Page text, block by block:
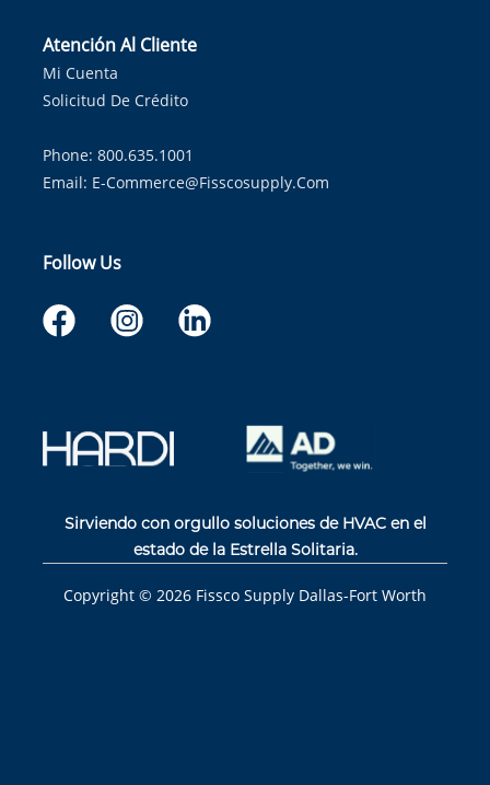
Atención Al Cliente
Mi Cuenta
Solicitud De Crédito
Phone: 800.635.1001
Email: E-Commerce@fisscosupply.com
Follow Us
Sirviendo con orgullo soluciones de HVAC en el
estado de la Estrella Solitaria.
Copyright © 2026 Fissco Supply Dallas-Fort Worth